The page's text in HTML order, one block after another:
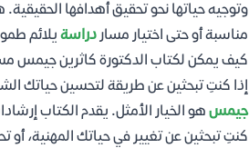
وتوجيه حياتها نحو تحقيق أهدافها
مناسبة أو حتى اختيار مساردراسة يلائم
كيف يمكن لكتاب الدكتورة كاثرين جيمس
إذا كنتِ تبحثين عن طريقة لتحسين حياتك
جيمس هو الخيار الأمثل. يقدم الكتاب
كنتِ تبحثين عن تغيير في حياتك المهنية،